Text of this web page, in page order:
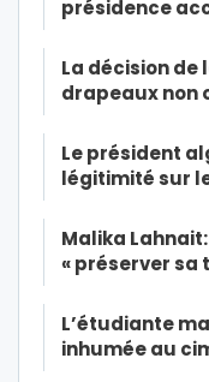
présidence
La décision de
drapeaux non
Le président
légitimité sur
Malika
« préserver sa
L’étudiante
inhumée au